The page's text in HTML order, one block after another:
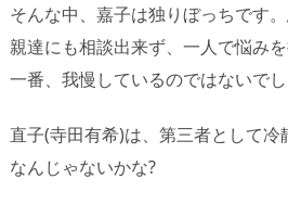
そんな中、嘉子は独りぼっちです。
親達にも相談出来ず、一人で悩みを
一番、我慢しているのではないで
直子(寺田有希)は、第三者として
なんじゃないかな?